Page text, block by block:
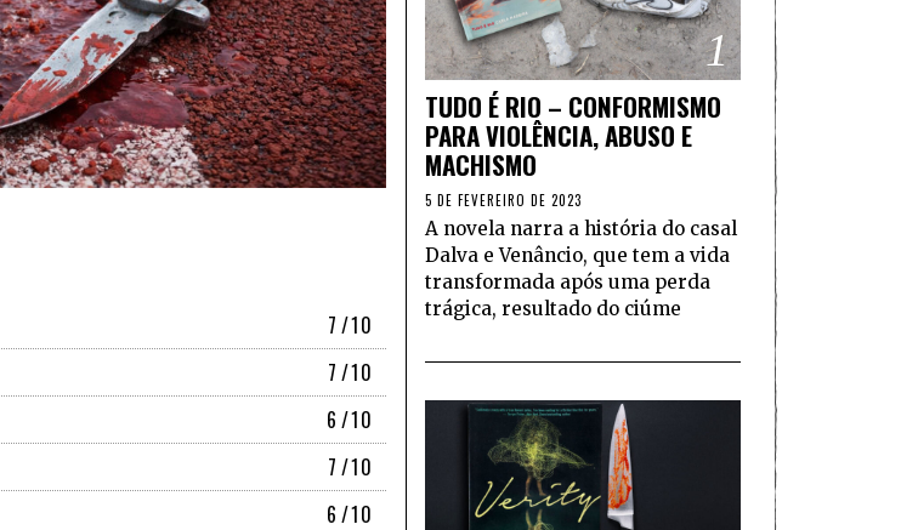
7 /10
7 /10
6 /10
7 /10
6 /10
1
TUDO É RIO – CONFORMISMO
PARA VIOLÊNCIA, ABUSO E
MACHISMO
5 DE FEVEREIRO DE 2023
A novela narra a história do casal
Dalva e Venâncio, que tem a vida
transformada após uma perda
trágica, resultado do ciúme